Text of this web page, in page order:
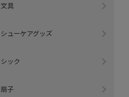
文具
シューケアグッズ
シック
扇子